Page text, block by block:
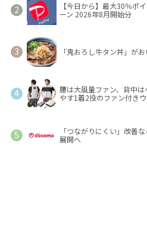
【今日から】最大30％ポ
ーン 2026年8月開始分
「鬼おろし牛タン丼」が
腰は大風量ファン、背中
やす1着2役のファン付き
「つながりにくい」改善
展開へ